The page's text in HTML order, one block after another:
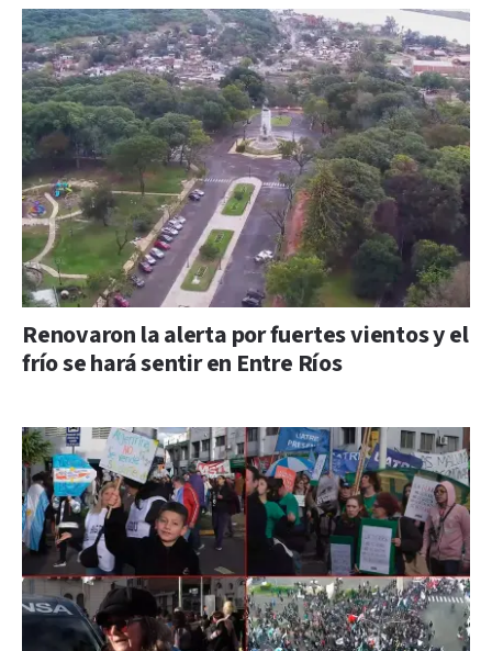
Renovaron la alerta por fuertes vientos y el
frío se hará sentir en Entre Ríos